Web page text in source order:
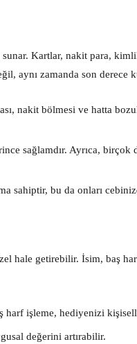
Kartlar, nakit para,
aynı zamanda son derece
nakit bölmesi ve hatta
sağlamdır. Ayrıca, birçok
sahiptir, bu da onları
hale getirebilir. İsim, baş
harf işleme, hediyenizi
değerini artırabilir.